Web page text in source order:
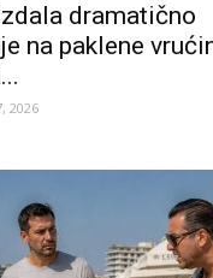
dramatično
na paklene
2026